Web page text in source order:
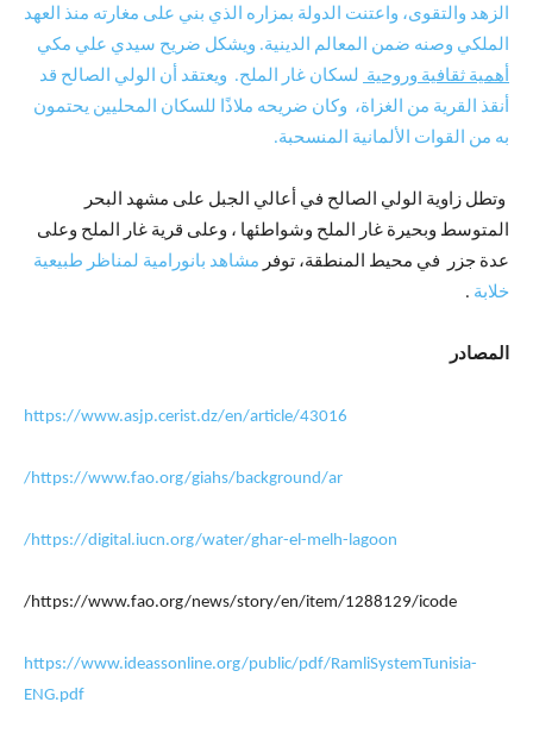
الزهد والتقوى، واعتنت الدولة بمزاره الذي بني على مغارته منذ العهد
الملكي وصنه ضمن المعالم الدينية. ويشكل ضريح سيدي علي مكي
أهمية ثقافية وروحية لسكان غار الملح. ويعتقد أن الولي الصالح قد
أنقذ القرية من الغزاة، وكان ضريحه ملاذًا للسكان المحليين يحتمون
به من القوات الألمانية المنسحبة.
وتطل زاوية الولي الصالح في أعالي الجبل على مشهد البحر
المتوسط وبحيرة غار الملح وشواطئها ، وعلى قرية غار الملح وعلى
عدة جزر في محيط المنطقة، توفر مشاهد بانورامية لمناظر طبيعية
خلابة .
المصادر
https://www.asjp.cerist.dz/en/article/43016
https://www.fao.org/giahs/background/ar/
https://digital.iucn.org/water/ghar-el-melh-lagoon/
https://www.fao.org/news/story/en/item/1288129/icode/
https://www.ideassonline.org/public/pdf/RamliSystemTunisia-
ENG.pdf